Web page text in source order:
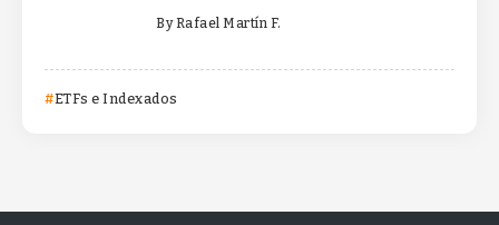
By Rafael Martín F.
ETFs e Indexados